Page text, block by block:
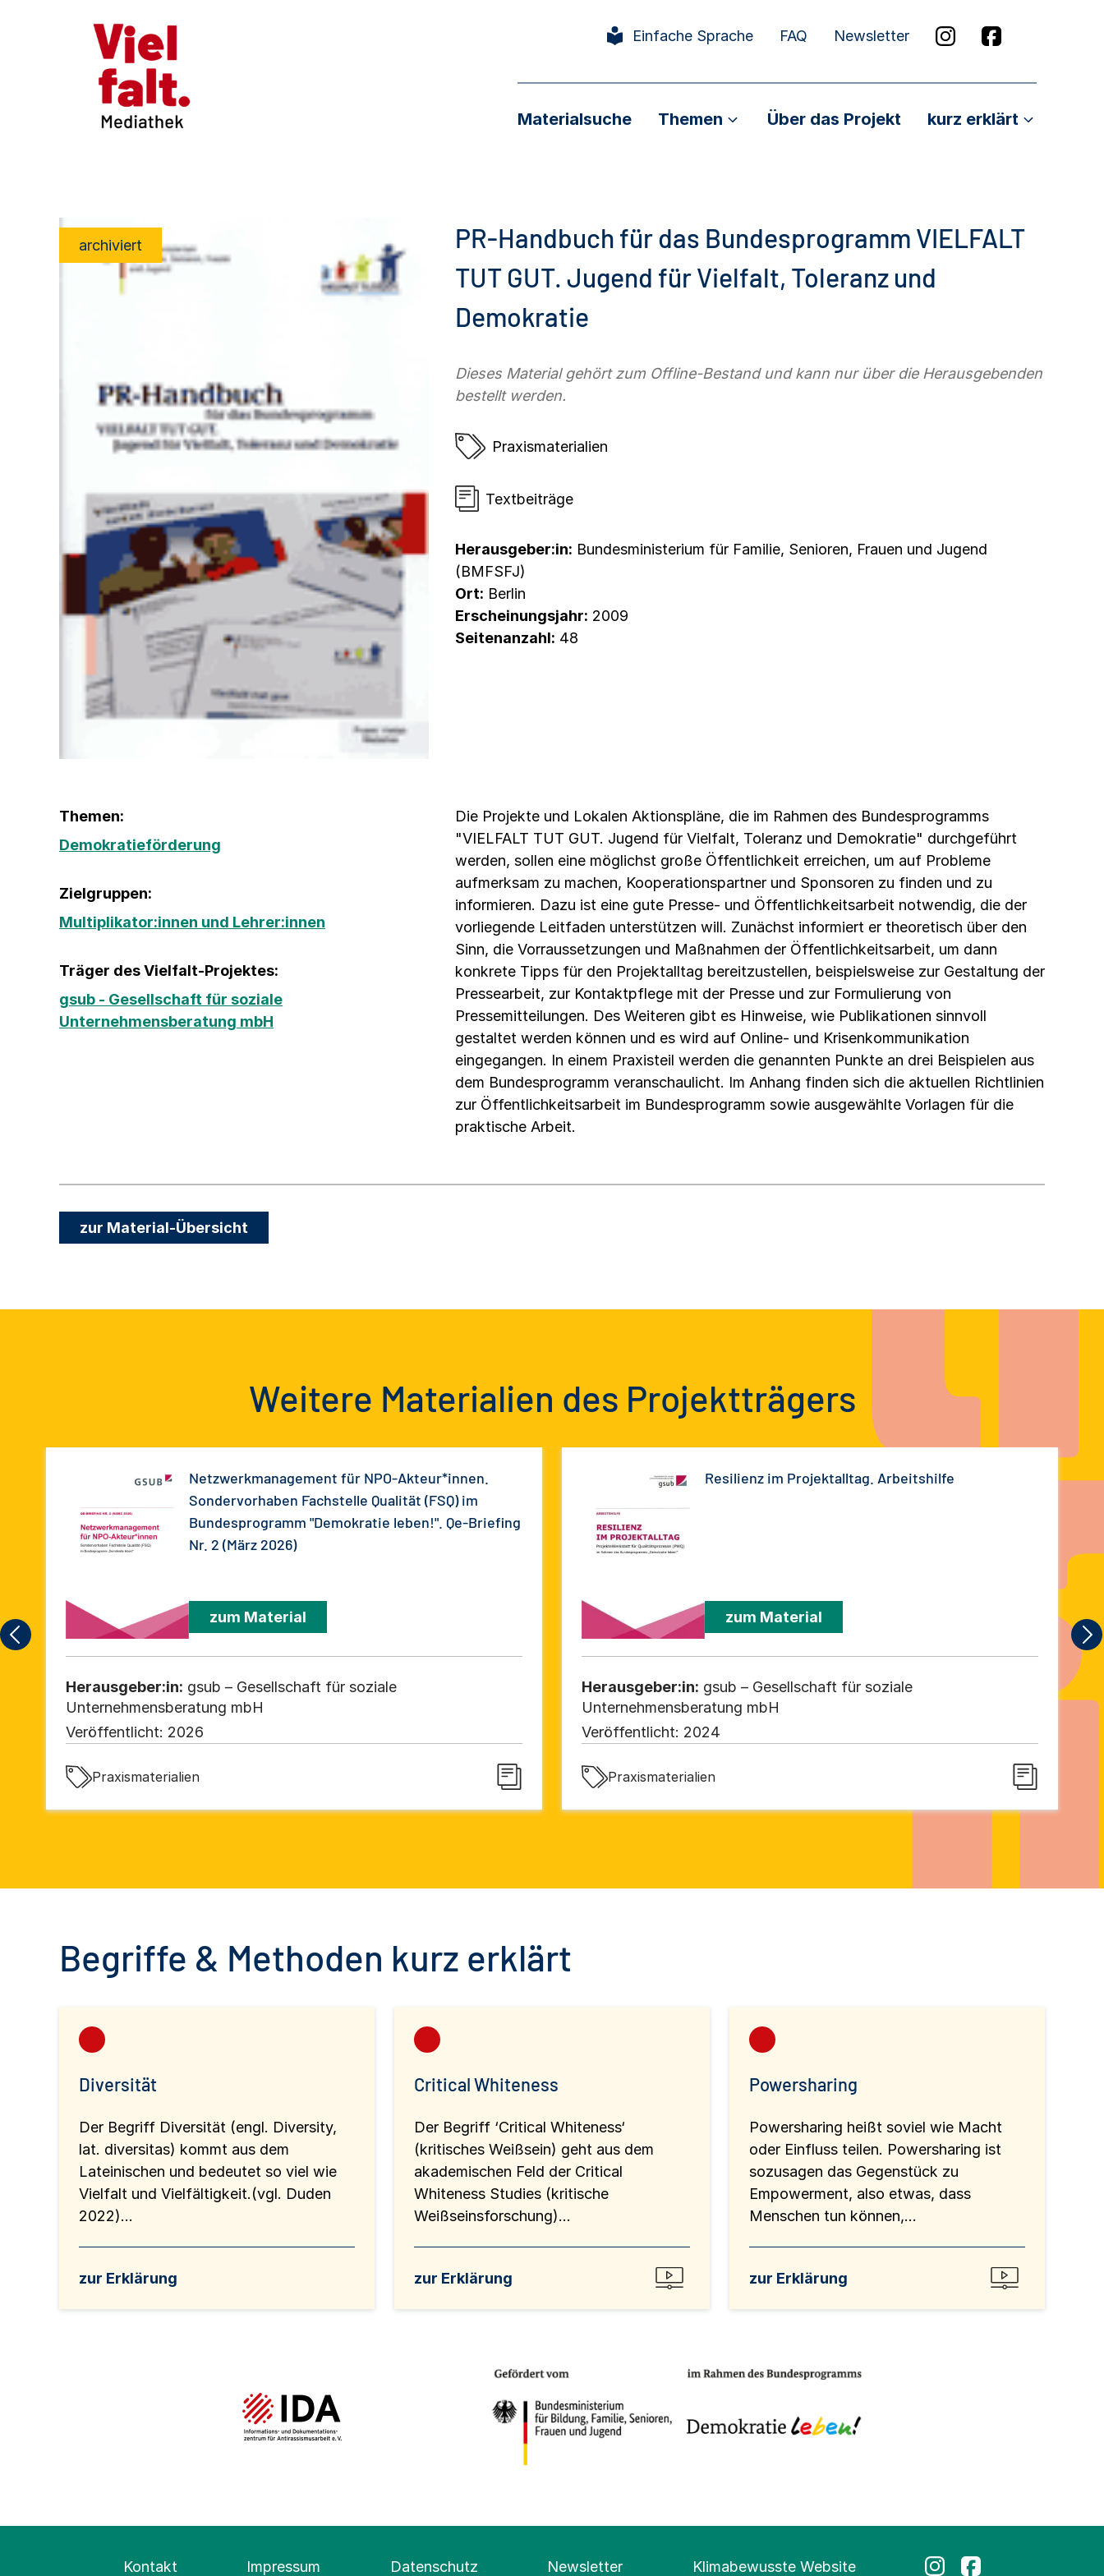
Einfache Sprache FAQ Newsletter
Materialsuche Themen Über das Projekt kurz erklärt
archiviert
PR-Handbuch für das Bundesprogramm VIELFALT
TUT GUT. Jugend für Vielfalt, Toleranz und
Demokratie
Dieses Material gehört zum Offline-Bestand und kann nur über die Herausgebenden
bestellt werden.
Praxismaterialien
Textbeiträge
Herausgeber:in: Bundesministerium für Familie, Senioren, Frauen und Jugend
(BMFSFJ)
Ort: Berlin
Erscheinungsjahr: 2009
Seitenanzahl: 48
Themen:
Demokratieförderung
Zielgruppen:
Multiplikator:innen und Lehrer:innen
Träger des Vielfalt-Projektes:
gsub - Gesellschaft für soziale
Unternehmensberatung mbH
Die Projekte und Lokalen Aktionspläne, die im Rahmen des Bundesprogramms
"VIELFALT TUT GUT. Jugend für Vielfalt, Toleranz und Demokratie" durchgeführt
werden, sollen eine möglichst große Öffentlichkeit erreichen, um auf Probleme
aufmerksam zu machen, Kooperationspartner und Sponsoren zu finden und zu
informieren. Dazu ist eine gute Presse- und Öffentlichkeitsarbeit notwendig, die der
vorliegende Leitfaden unterstützen will. Zunächst informiert er theoretisch über den
Sinn, die Vorraussetzungen und Maßnahmen der Öffentlichkeitsarbeit, um dann
konkrete Tipps für den Projektalltag bereitzustellen, beispielsweise zur Gestaltung der
Pressearbeit, zur Kontaktpflege mit der Presse und zur Formulierung von
Pressemitteilungen. Des Weiteren gibt es Hinweise, wie Publikationen sinnvoll
gestaltet werden können und es wird auf Online- und Krisenkommunikation
eingegangen. In einem Praxisteil werden die genannten Punkte an drei Beispielen aus
dem Bundesprogramm veranschaulicht. Im Anhang finden sich die aktuellen Richtlinien
zur Öffentlichkeitsarbeit im Bundesprogramm sowie ausgewählte Vorlagen für die
praktische Arbeit.
zur Material-Übersicht
Weitere Materialien des Projektträgers
Netzwerkmanagement für NPO-Akteur*innen.
Sondervorhaben Fachstelle Qualität (FSQ) im
Bundesprogramm "Demokratie leben!". Qe-Briefing
Nr. 2 (März 2026)
zum Material
Herausgeber:in: gsub – Gesellschaft für soziale
Unternehmensberatung mbH
Veröffentlicht: 2026
Praxismaterialien
Resilienz im Projektalltag. Arbeitshilfe
zum Material
Herausgeber:in: gsub – Gesellschaft für soziale
Unternehmensberatung mbH
Veröffentlicht: 2024
Praxismaterialien
Begriffe & Methoden kurz erklärt
Diversität
Der Begriff Diversität (engl. Diversity,
lat. diversitas) kommt aus dem
Lateinischen und bedeutet so viel wie
Vielfalt und Vielfältigkeit.(vgl. Duden
2022)...
zur Erklärung
Critical Whiteness
Der Begriff ‘Critical Whiteness‘
(kritisches Weißsein) geht aus dem
akademischen Feld der Critical
Whiteness Studies (kritische
Weißseinsforschung)...
zur Erklärung
Powersharing
Powersharing heißt soviel wie Macht
oder Einfluss teilen. Powersharing ist
sozusagen das Gegenstück zu
Empowerment, also etwas, dass
Menschen tun können,...
zur Erklärung
Kontakt Impressum Datenschutz Newsletter Klimabewusste Website